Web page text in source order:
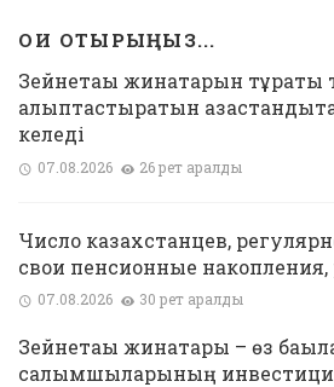
ОҚИ ОТЫРЫҢЫЗ...
Зейнетақы жинақтарын тұрақты
қалыптастыратын
келеді
07.08.2026 26 рет қаралды
Число казахстанцев,
свои пенсионные накопления,
07.08.2026 30 рет қаралды
Зейнетақы жинақтары – өз
салымшыларының